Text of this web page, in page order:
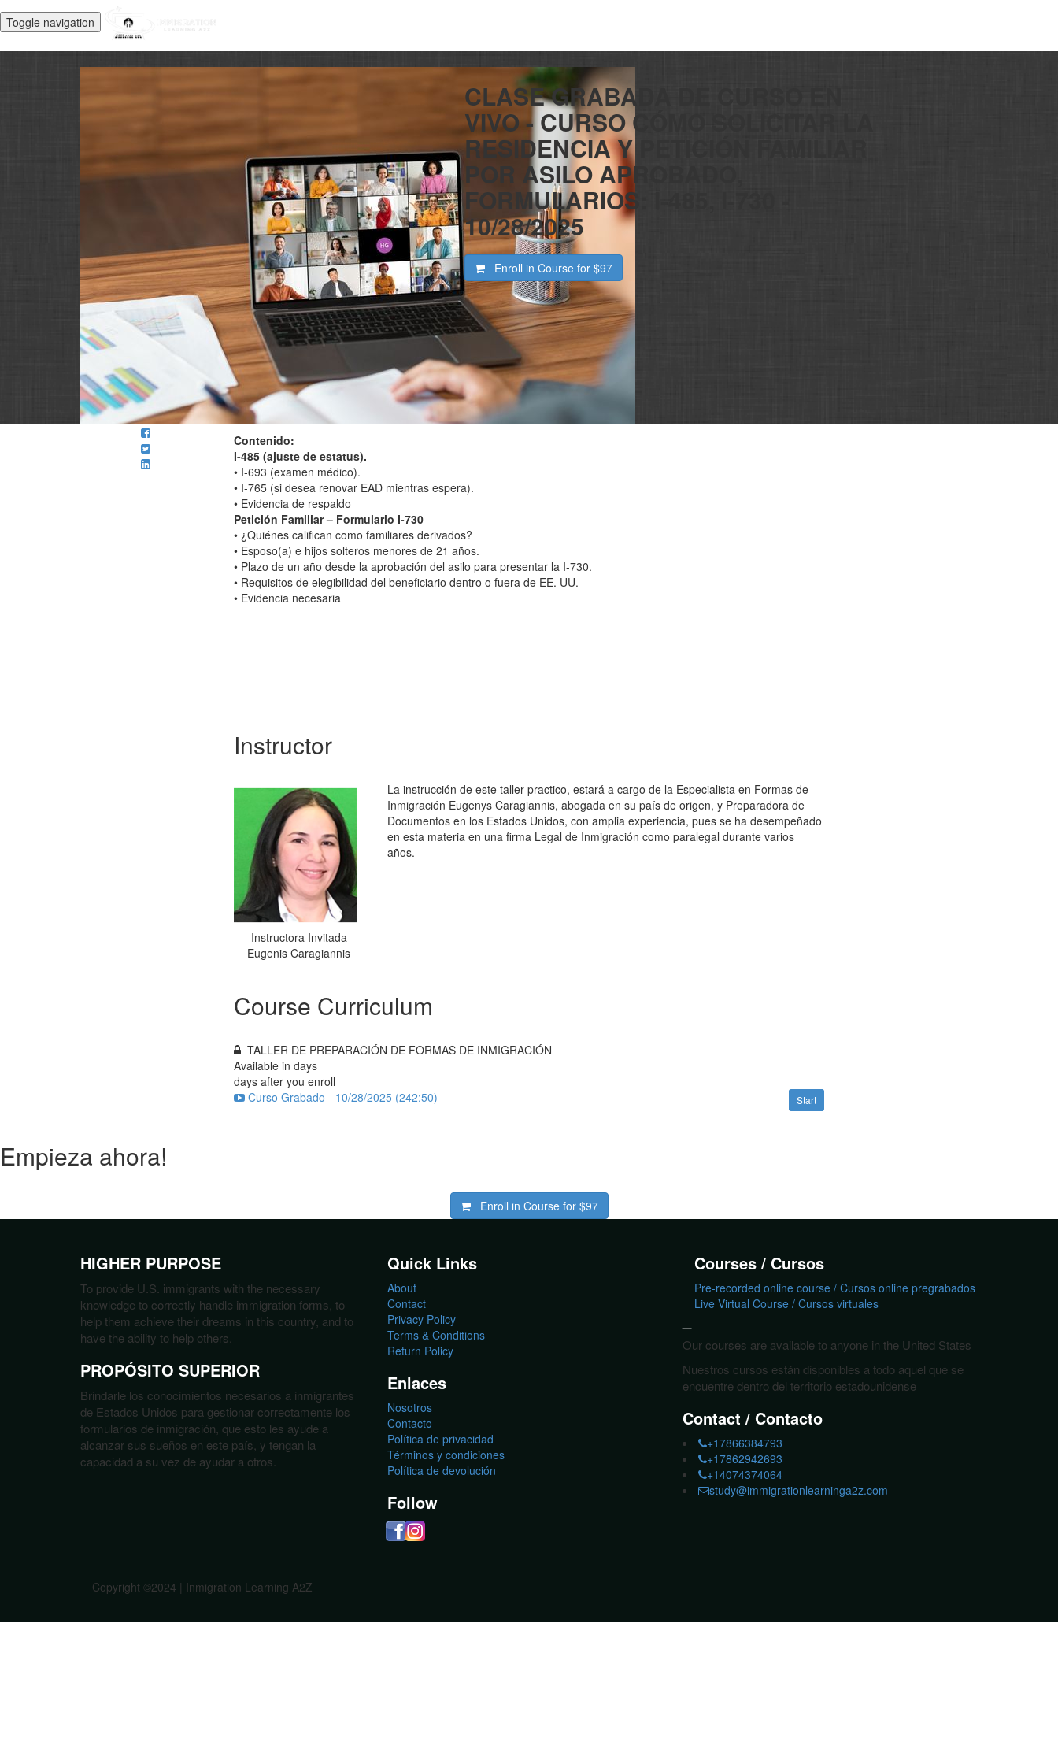
Toggle navigation
CLASE GRABADA DE CURSO EN
VIVO - CURSO CÓMO SOLICITAR LA
RESIDENCIA Y PETICIÓN FAMILIAR
POR ASILO APROBADO,
FORMULARIOS: I-485, I-730 -
10/28/2025
Enroll in Course for $97
Contenido:
I-485 (ajuste de estatus).
• I-693 (examen médico).
• I-765 (si desea renovar EAD mientras espera).
• Evidencia de respaldo
Petición Familiar – Formulario I-730
• ¿Quiénes califican como familiares derivados?
• Esposo(a) e hijos solteros menores de 21 años.
• Plazo de un año desde la aprobación del asilo para presentar la I-730.
• Requisitos de elegibilidad del beneficiario dentro o fuera de EE. UU.
• Evidencia necesaria
Instructor
Instructora Invitada
Eugenis Caragiannis
La instrucción de este taller practico, estará a cargo de la Especialista en Formas de
Inmigración Eugenys Caragiannis, abogada en su país de origen, y Preparadora de
Documentos en los Estados Unidos, con amplia experiencia, pues se ha desempeñado
en esta materia en una firma Legal de Inmigración como paralegal durante varios
años.
Course Curriculum
TALLER DE PREPARACIÓN DE FORMAS DE INMIGRACIÓN
Available in days
days after you enroll
Start
Curso Grabado - 10/28/2025 (242:50)
Empieza ahora!
Enroll in Course for $97
HIGHER PURPOSE
To provide U.S. immigrants with the necessary
knowledge to correctly handle immigration forms, to
help them achieve their dreams in this country, and to
have the ability to help others.
PROPÓSITO SUPERIOR
Brindarle los conocimientos necesarios a inmigrantes
de Estados Unidos para gestionar correctamente los
formularios de inmigración, que esto les ayude a
alcanzar sus sueños en este país, y tengan la
capacidad a su vez de ayudar a otros.
Quick Links
About
Contact
Privacy Policy
Terms & Conditions
Return Policy
Enlaces
Nosotros
Contacto
Política de privacidad
Términos y condiciones
Política de devolución
Follow
Courses / Cursos
Pre-recorded online course / Cursos online pregrabados
Live Virtual Course / Cursos virtuales
Our courses are available to anyone in the United States
Nuestros cursos están disponibles a todo aquel que se
encuentre dentro del territorio estadounidense
Contact / Contacto
+17866384793
+17862942693
+14074374064
study@immigrationlearninga2z.com
Copyright ©2024 | Inmigration Learning A2Z